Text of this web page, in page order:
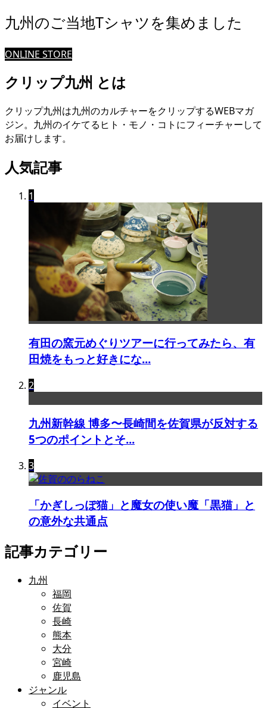
九州のご当地Tシャツを集めました
ONLINE STORE
クリップ九州 とは
クリップ九州は九州のカルチャーをクリップするWEBマガ
ジン。九州のイケてるヒト・モノ・コトにフィーチャーして
お届けします。
人気記事
1
有田の窯元めぐりツアーに行ってみたら、有
田焼をもっと好きにな...
2
九州新幹線 博多〜長崎間を佐賀県が反対する
5つのポイントとそ...
3
「かぎしっぽ猫」と魔女の使い魔「黒猫」と
の意外な共通点
記事カテゴリー
九州
福岡
佐賀
長崎
熊本
大分
宮崎
鹿児島
ジャンル
イベント